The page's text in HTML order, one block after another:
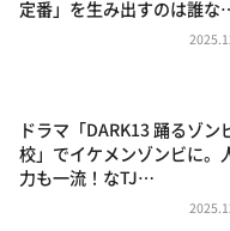
～人生密着トーク
news おかえり
河合＆A.B.C-Z塚田
（news おかえり）
定番」を生み出すのは誰
ドラマ「DARK13 踊るゾン
校」でイケメンゾンビに。
力も一流！なTJ…